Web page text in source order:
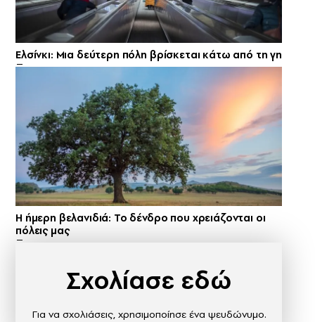
Ελσίνκι: Mια δεύτερη πόλη βρίσκεται κάτω από τη γη
Η ήμερη βελανιδιά: Το δένδρο που χρειάζονται οι
πόλεις μας
Σχολίασε εδώ
Για να σχολιάσεις, χρησιμοποίησε ένα ψευδώνυμο.